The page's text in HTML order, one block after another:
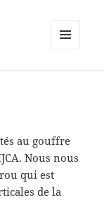
au gouffre
Nous nous
qui est
de la